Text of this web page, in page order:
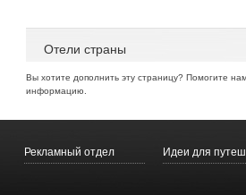
Отели страны
Вы хотите дополнить эту страницу? Помогите
информацию.
Рекламный отдел Идеи для